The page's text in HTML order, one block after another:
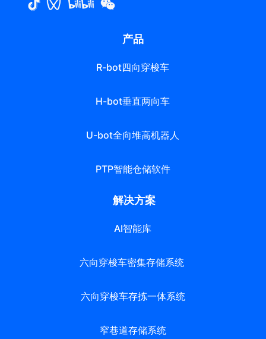
产品
R-bot四向穿梭车
H-bot垂直两向车
U-bot全向堆高机器人
PTP智能仓储软件
解决方案
AI智能库
六向穿梭车密集存储系统
六向穿梭车存拣一体系统
窄巷道存储系统